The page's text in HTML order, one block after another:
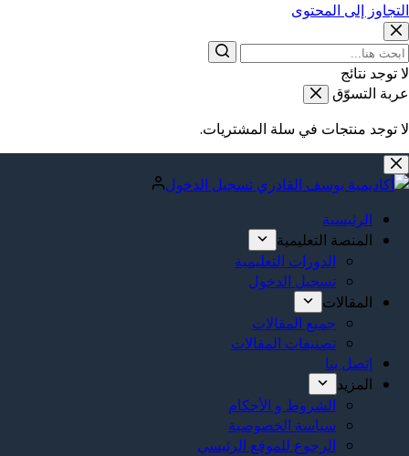
التجاوز إلى المحتوى
لا توجد نتائج
عربة التسوّق
لا توجد منتجات في سلة المشتريات.
تسجيل الدخول
الرئيسية
المنصة التعليمية
الدورات التعليمية
تسجيل الدخول
المقالات
جميع المقالات
تصنيفات المقالات
إتصل بنا
المزيد
الشروط و الأحكام
سياسة الخصوصية
الرجوع للموقع الرئيسي